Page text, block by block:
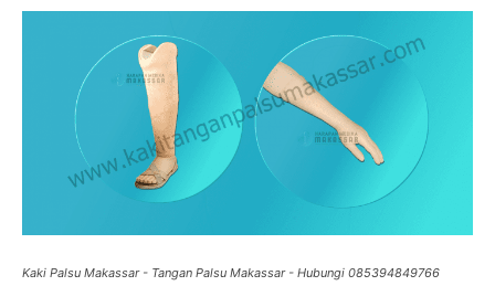
Kaki Palsu Makassar - Tangan Palsu Makassar - Hubungi 085394849766